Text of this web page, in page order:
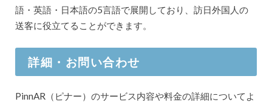
語・英語・日本語の5言語で展開しており、訪日外国人の
送客に役立てることができます。
詳細・お問い合わせ
PinnAR（ピナー）のサービス内容や料金の詳細についてよ